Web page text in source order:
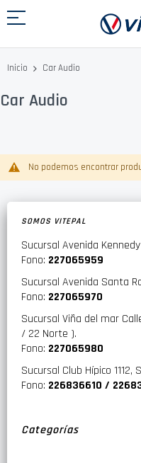
al
Inicio Car Audio
Car Audio
No podemos encontrar
SOMOS VITEPAL
Sucursal Avenida
Fono: 227065959
Sucursal Avenida Santa
Fono: 227065970
Sucursal Viña del mar
/ 22 Norte ).
Fono: 227065980
Sucursal Club Hípico
Fono: 226836610 /
Categorías